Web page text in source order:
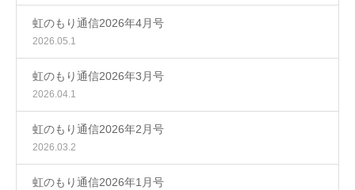
虹のもり通信2026年4月号
2026.05.1
虹のもり通信2026年3月号
2026.04.1
虹のもり通信2026年2月号
2026.03.2
虹のもり通信2026年1月号